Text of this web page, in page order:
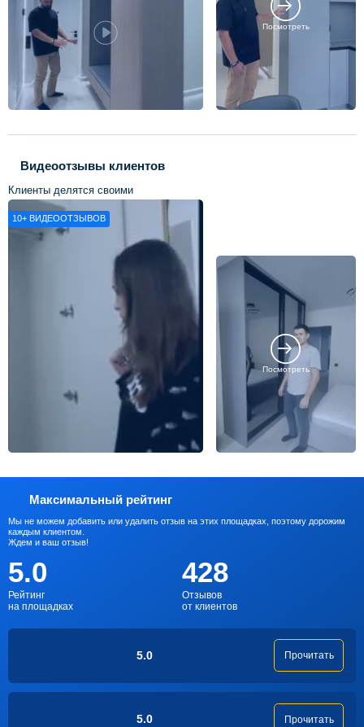
Посмотреть
Видеоотзывы клиентов
Клиенты делятся своими
впечатлениями о нашей работе
10+ ВИДЕООТЗЫВОВ
Посмотреть
Максимальный рейтинг
Мы не можем добавить или удалить отзыв на этих площадках, поэтому дорожим
каждым клиентом.
Ждем и ваш отзыв!
5.0
Рейтинг
на площадках
428
Отзывов
от клиентов
5.0 Прочитать
5.0 Прочитать